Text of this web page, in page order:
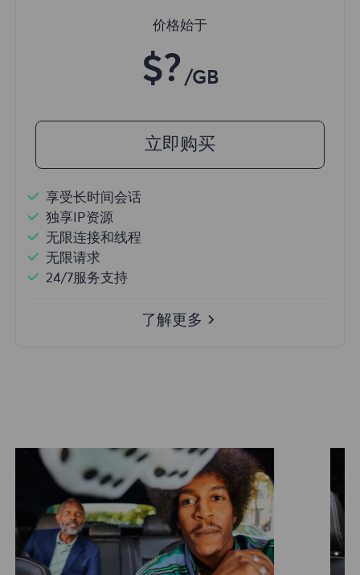
价格始于
$? /GB
立即购买
享受长时间会话
独享IP资源
无限连接和线程
无限请求
24/7服务支持
了解更多